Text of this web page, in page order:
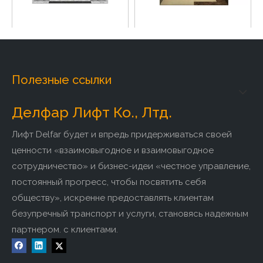
Полезные ссылки
Делфар Лифт Ко., Лтд.
Лифт Delfar будет и впредь придерживаться своей
ценности «взаимовыгодное и взаимовыгодное
сотрудничество» и бизнес-идеи «честное управление,
постоянный прогресс, чтобы посвятить себя
обществу», искренне предоставлять клиентам
безупречный транспорт и услуги, становясь надежным
партнером. с клиентами.